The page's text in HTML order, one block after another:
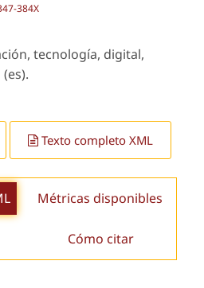
384X
tecnología, digital,
Texto completo XML
Métricas disponibles
Cómo citar